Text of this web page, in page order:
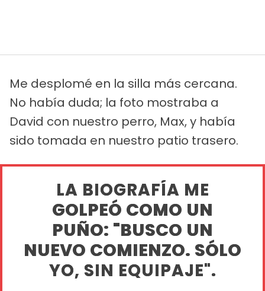
Me desplomé en la silla más cercana.
No había duda; la foto mostraba a
David con nuestro perro, Max, y había
sido tomada en nuestro patio trasero.
LA BIOGRAFÍA ME
GOLPEÓ COMO UN
PUÑO: "BUSCO UN
NUEVO COMIENZO. SÓLO
YO, SIN EQUIPAJE".